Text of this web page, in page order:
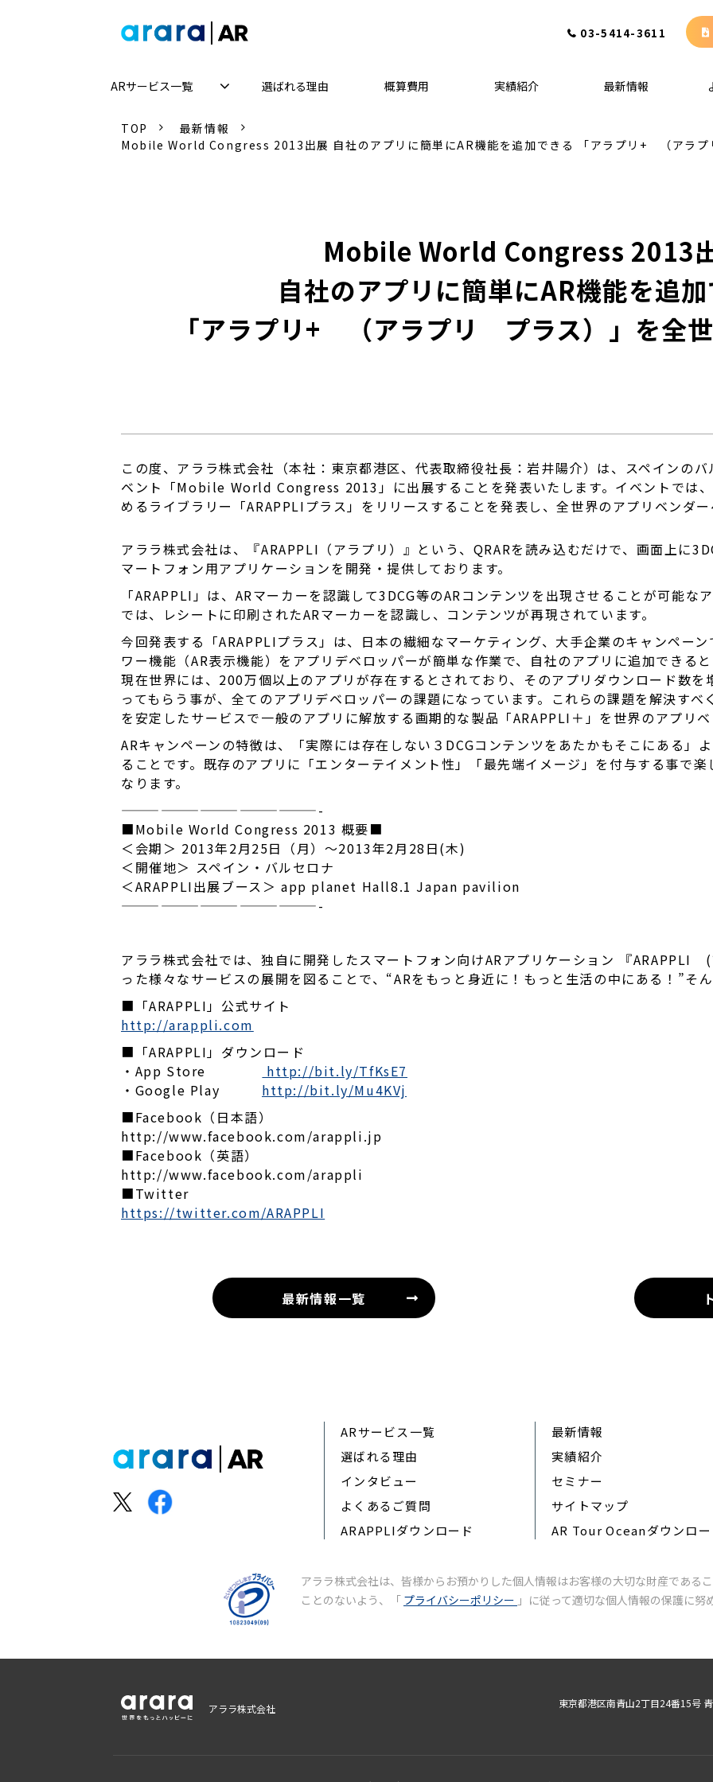
03-5414-3611
ARサービス一覧 選ばれる理由 概算費用 実績紹介 最新情報
TOP
最新情報
Mobile World Congress 2013出展 自社のアプリに簡単にAR機能を追加できる 「アラプリ+ （アラプ
Mobile World Congress 2013
自社のアプリに簡単にAR機能を追
「アラプリ+　（アラプリ　プラス）」を全
この度、アララ株式会社（本社：東京都港区、代表取締役社長：岩井陽介）は、スペインの
ベント「Mobile World Congress 2013」に出展することを発表いたします。イベントでは
めるライブラリー「ARAPPLIプラス」をリリースすることを発表し、全世界のアプリベンダー
アララ株式会社は、『ARAPPLI（アラプリ）』という、QRARを読み込むだけで、画面上に
マートフォン用アプリケーションを開発・提供しております。
「ARAPPLI」は、ARマーカーを認識して3DCG等のARコンテンツを出現させることが可能な
では、レシートに印刷されたARマーカーを認識し、コンテンツが再現されています。
今回発表する「ARAPPLIプラス」は、日本の繊細なマーケティング、大手企業のキャンペー
ワー機能（AR表示機能）をアプリデベロッパーが簡単な作業で、自社のアプリに追加できると
現在世界には、200万個以上のアプリが存在するとされており、そのアプリダウンロード数
ってもらう事が、全てのアプリデベロッパーの課題になっています。これらの課題を解決す
を安定したサービスで一般のアプリに解放する画期的な製品「ARAPPLI＋」を世界のアプリベ
ARキャンペーンの特徴は、「実際には存在しない３DCGコンテンツをあたかもそこにある」
ることです。既存のアプリに「エンターテイメント性」「最先端イメージ」を付与する事で
なります。
———————————————-
■Mobile World Congress 2013 概要■
＜会期＞ 2013年2月25日（月）～2013年2月28日(木)
＜開催地＞ スペイン・バルセロナ
＜ARAPPLI出展ブース＞ app planet Hall8.1 Japan pavilion
———————————————-
アララ株式会社では、独自に開発したスマートフォン向けARアプリケーション 『ARAPPLI
った様々なサービスの展開を図ることで、“ARをもっと身近に！もっと生活の中にある！”そ
■「ARAPPLI」公式サイト
http://arappli.com
■「ARAPPLI」ダウンロード
・App Store
http://bit.ly/TfKsE7
・Google Play http://bit.ly/Mu4KVj
■Facebook（日本語）
http://www.facebook.com/arappli.jp
■Facebook（英語）
http://www.facebook.com/arappli
■Twitter
https://twitter.com/ARAPPLI
最新情報一覧
ARサービス一覧
選ばれる理由
インタビュー
よくあるご質問
ARAPPLIダウンロード
最新情報
実績紹介
セミナー
サイトマップ
AR Tour Oceanダウンロー
アララ株式会社は、皆様からお預かりした個人情報はお客様の大切な財産である
ことのないよう、「 プライバシーポリシー 」に従って適切な個人情報の保護に努
アララ株式会社 東京都港区南青山2丁目24番15号